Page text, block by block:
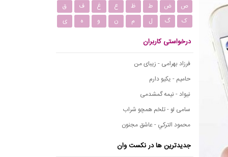
ص
ض ط ظ ع غ ف
ق
ک
گ ل م ن و ه ی
درخواستی کاربران
فرزاد بهرامی - زیبای من
حامیم - یکیو دارم
نیواد - نیمه گمشدمی
سامی لو - تلخم همچو شراب
محمود التركي - عاشق مجنون
جدیدترین ها در نکست وان